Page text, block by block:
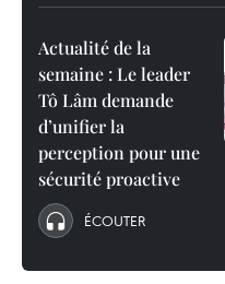
Actualité de la
semaine : Le leader
Tô Lâm demande
d’unifier la
perception pour une
sécurité proactive
ÉCOUTER